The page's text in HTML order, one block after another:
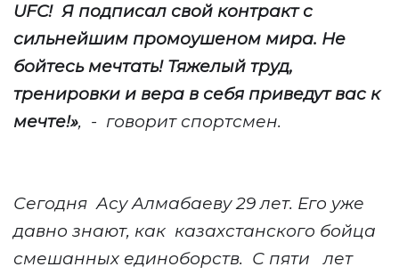
UFC! Я подписал свой контракт с
сильнейшим промоушеном мира. Не
бойтесь мечтать! Тяжелый труд,
тренировки и вера в себя приведут вас к
мечте!», - говорит спортсмен.
Сегодня Асу Алмабаеву 29 лет. Его уже
давно знают, как казахстанского бойца
смешанных единоборств. С пяти
лет